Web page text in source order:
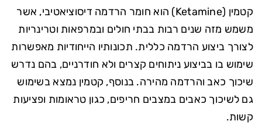
קטמין (Ketamine) הוא חומר הרדמה דיסוציאטיבי, אשר
משמש מזה שנים רבות בבתי חולים ובמרפאות וטרינריות
לצורך ביצוע הרדמה כללית. תכונותיו הייחודיות מאפשרות
שימוש בו בביצוע ניתוחים קצרים ולא חודרניים, בהם נדרש
שיכוך כאב והרדמה מהירה. בנוסף, קטמין נמצא בשימוש
גם לשיכוך כאבים במצבים חריפים, כגון טראומות ופציעות
קשות.